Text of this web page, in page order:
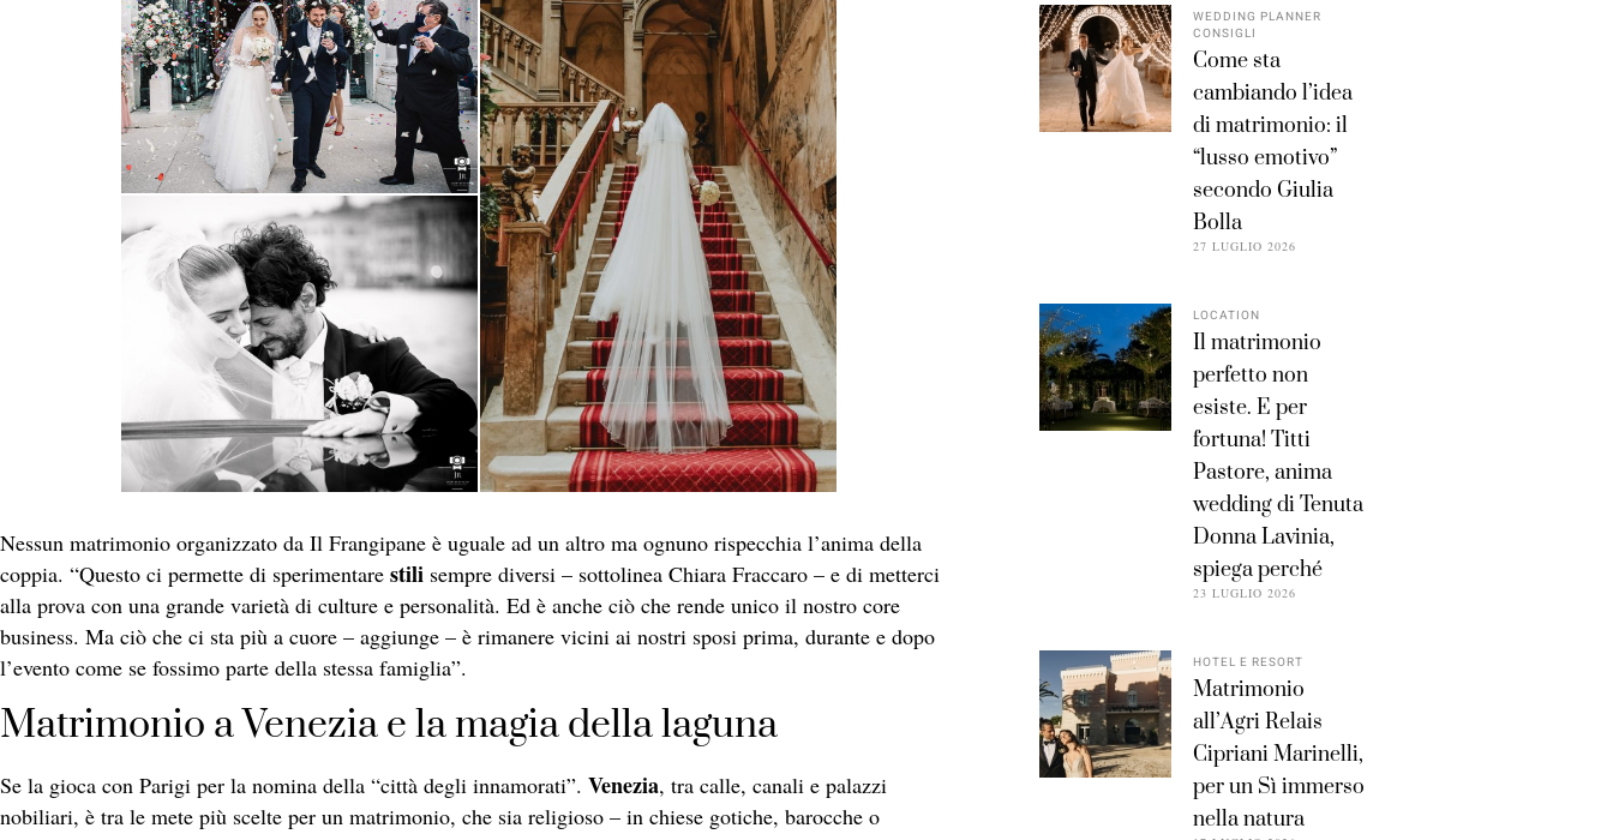
Nessun matrimonio organizzato da Il Frangipane è uguale ad un altro ma ognuno rispecchia l’anima della
coppia. “Questo ci permette di sperimentare stili sempre diversi – sottolinea Chiara Fraccaro – e di metterci
alla prova con una grande varietà di culture e personalità. Ed è anche ciò che rende unico il nostro core
business. Ma ciò che ci sta più a cuore – aggiunge – è rimanere vicini ai nostri sposi prima, durante e dopo
l’evento come se fossimo parte della stessa famiglia”.
Matrimonio a Venezia e la magia della laguna
Se la gioca con Parigi per la nomina della “città degli innamorati”. Venezia, tra calle, canali e palazzi
nobiliari, è tra le mete più scelte per un matrimonio, che sia religioso – in chiese gotiche, barocche o
WEDDING PLANNER
CONSIGLI
Come sta
cambiando l’idea
di matrimonio: il
“lusso emotivo”
secondo Giulia
Bolla
27 LUGLIO 2026
LOCATION
Il matrimonio
perfetto non
esiste. E per
fortuna! Titti
Pastore, anima
wedding di Tenuta
Donna Lavinia,
spiega perché
23 LUGLIO 2026
HOTEL E RESORT
Matrimonio
all’Agri Relais
Cipriani Marinelli,
per un Sì immerso
nella natura